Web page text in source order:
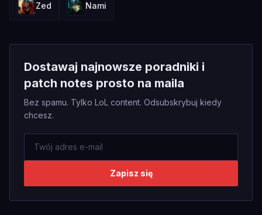
Zed Nami
Dostawaj najnowsze poradniki i
patch notes prosto na maila
Bez spamu. Tylko LoL content. Odsubskrybuj kiedy
chcesz.
Zapisz się